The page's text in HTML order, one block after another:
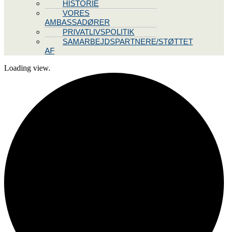
HISTORIE
VORES
AMBASSADØRER
PRIVATLIVSPOLITIK
SAMARBEJDSPARTNERE/STØTTET
AF
Loading view.